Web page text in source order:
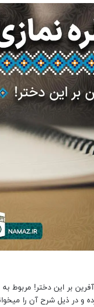
آفرین بر این دختر!
و در ذیل شرح آن را